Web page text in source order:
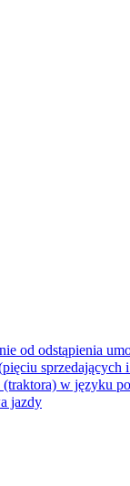
od odstąpienia
sprzedających
w języku
jazdy